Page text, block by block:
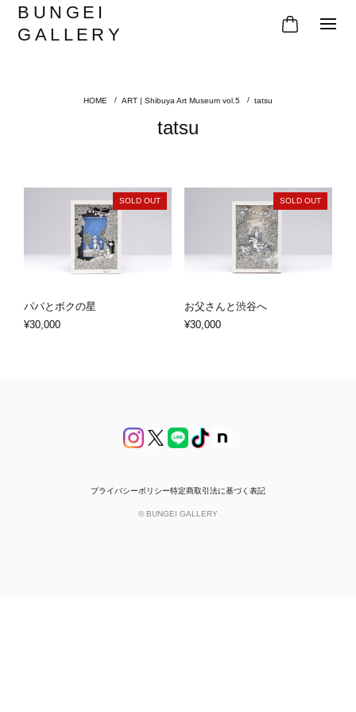
BUNGEI
GALLERY
ART | Shibuya Art Museum vol.5 tatsu
tatsu
SOLD OUT
パパとボクの星
¥30,000
SOLD OUT
お父さんと渋谷へ
¥30,000
プライバシーポリシー特定商取引法に基づく表記
© BUNGEI GALLERY